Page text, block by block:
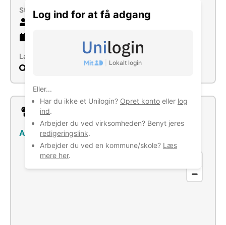
Log ind for at få adgang
Lokalt login
Eller...
Har du ikke et Unilogin? Opret konto eller log
ind.
Arbejder du ved virksomheden? Benyt jeres
redigeringslink.
Arbejder du ved en kommune/skole? Læs
mere her.
Størrelse
11 ansatte
Læs mere
Lokation
Agerholmvej 20, 3200 Helsinge